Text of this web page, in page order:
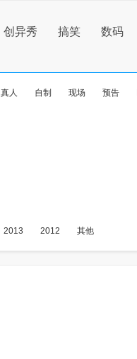
创异秀 搞笑 数码
真人 自制 现场 预告
2013 2012 其他